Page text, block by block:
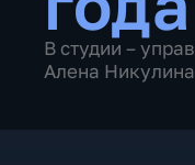
В студии –
Алена